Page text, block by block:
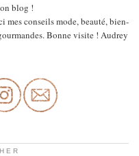
blog !
mes conseils mode, beauté, bien-
Bonne visite ! Audrey